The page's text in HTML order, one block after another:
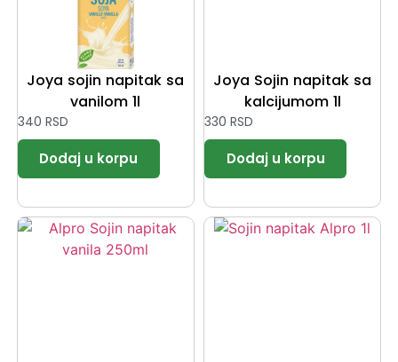
Joya sojin napitak sa
vanilom 1l
340 RSD
Joya Sojin napitak sa
kalcijumom 1l
330 RSD